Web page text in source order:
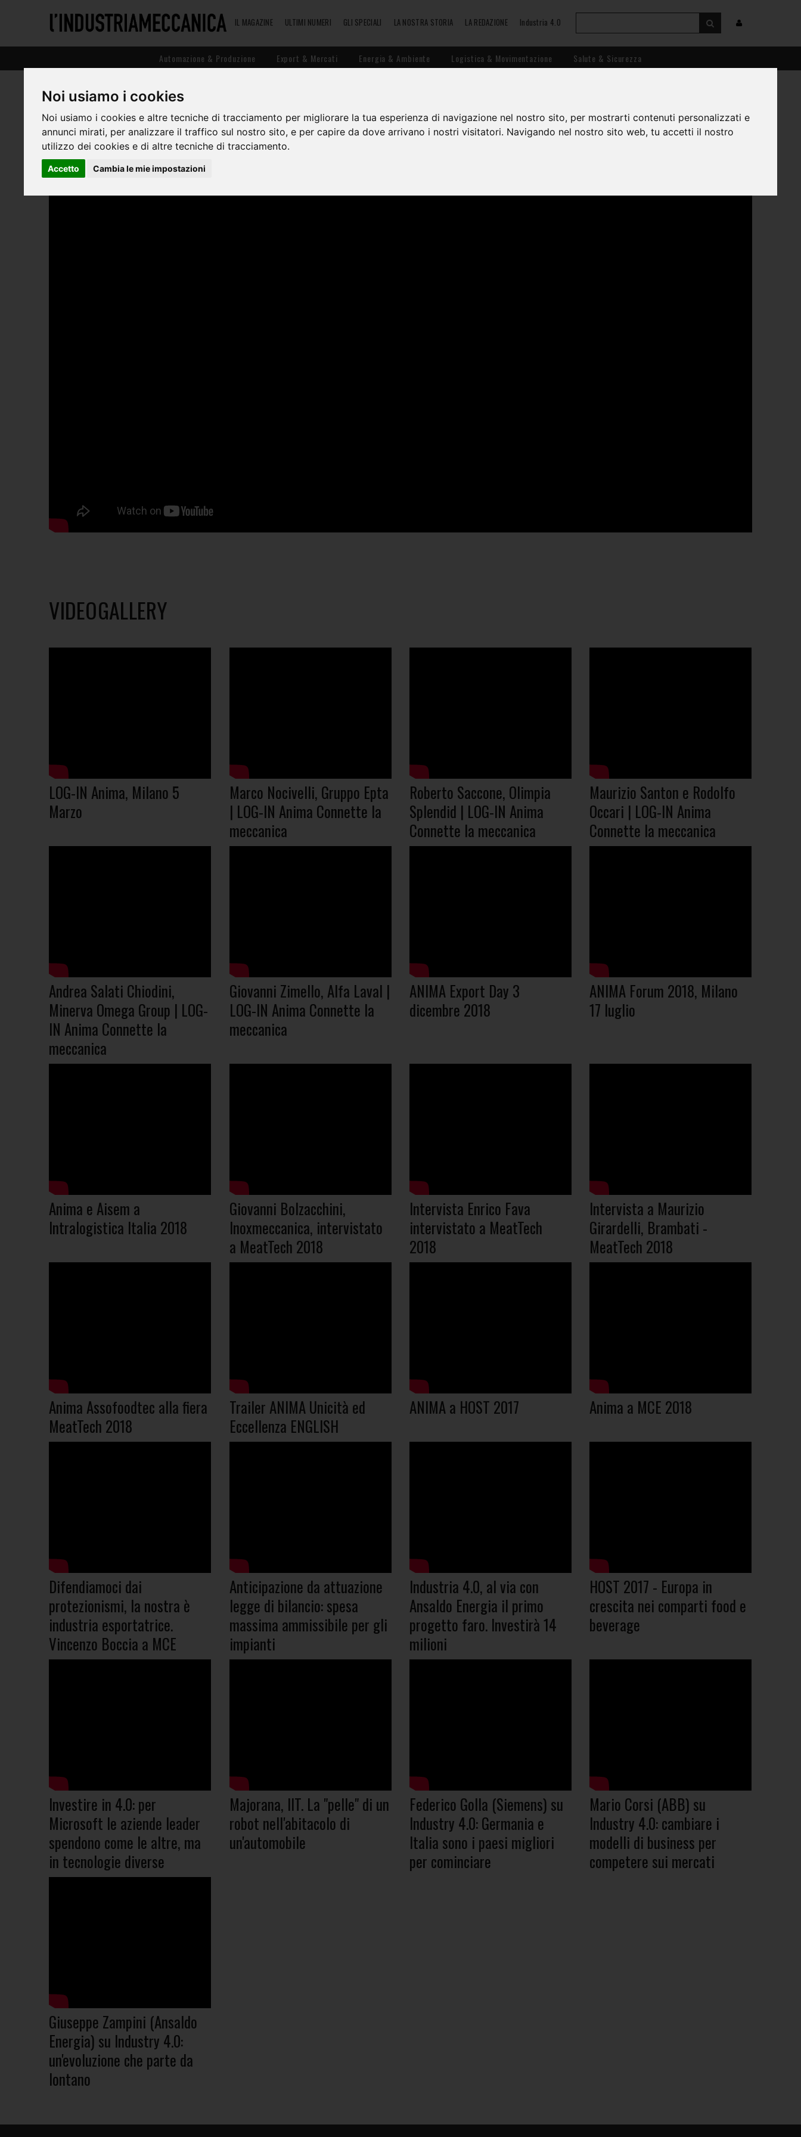
Noi usiamo i cookies
Noi usiamo i cookies e altre tecniche di tracciamento per migliorare la tua esperienza di navigazione nel nostro sito, per mostrarti contenuti personalizzati e
annunci mirati, per analizzare il traffico sul nostro sito, e per capire da dove arrivano i nostri visitatori. Navigando nel nostro sito web, tu accetti il nostro
utilizzo dei cookies e di altre tecniche di tracciamento.
Accetto Cambia le mie impostazioni
IL MAGAZINE ULTIMI NUMERI GLI SPECIALI LA NOSTRA STORIA LA REDAZIONE Industria 4.0
Automazione & Produzione Export & Mercati Energia & Ambiente Logistica & Movimentazione Salute & Sicurezza
LORENZO TADINI, BWT ITALIA | LOG-IN ANIMA CONNETTE LA MECCANICA
VIDEOGALLERY
LOG-IN Anima, Milano 5
Marzo
Marco Nocivelli, Gruppo Epta
| LOG-IN Anima Connette la
meccanica
Roberto Saccone, Olimpia
Splendid | LOG-IN Anima
Connette la meccanica
Maurizio Santon e Rodolfo
Occari | LOG-IN Anima
Connette la meccanica
Andrea Salati Chiodini,
Minerva Omega Group | LOG-
IN Anima Connette la
meccanica
Giovanni Zimello, Alfa Laval |
LOG-IN Anima Connette la
meccanica
ANIMA Export Day 3
dicembre 2018
ANIMA Forum 2018, Milano
17 luglio
Anima e Aisem a
Intralogistica Italia 2018
Giovanni Bolzacchini,
Inoxmeccanica, intervistato
a MeatTech 2018
Intervista Enrico Fava
intervistato a MeatTech
2018
Intervista a Maurizio
Girardelli, Brambati -
MeatTech 2018
Anima Assofoodtec alla fiera
MeatTech 2018
Trailer ANIMA Unicità ed
Eccellenza ENGLISH
ANIMA a HOST 2017 Anima a MCE 2018
Difendiamoci dai
protezionismi, la nostra è
industria esportatrice.
Vincenzo Boccia a MCE
Anticipazione da attuazione
legge di bilancio: spesa
massima ammissibile per gli
impianti
Industria 4.0, al via con
Ansaldo Energia il primo
progetto faro. Investirà 14
milioni
HOST 2017 - Europa in
crescita nei comparti food e
beverage
Investire in 4.0: per
Microsoft le aziende leader
spendono come le altre, ma
in tecnologie diverse
Majorana, IIT. La "pelle" di un
robot nell'abitacolo di
un'automobile
Federico Golla (Siemens) su
Industry 4.0: Germania e
Italia sono i paesi migliori
per cominciare
Mario Corsi (ABB) su
Industry 4.0: cambiare i
modelli di business per
competere sui mercati
Giuseppe Zampini (Ansaldo
Energia) su Industry 4.0:
un'evoluzione che parte da
lontano